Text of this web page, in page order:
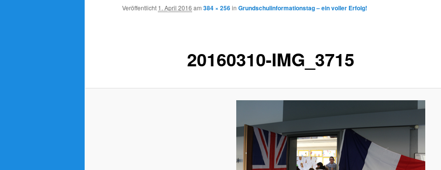
20160310-IMG_3715
Veröffentlicht 1. April 2016 am 384 × 256in Grundschulinformationstag – ein voller Erfolg!